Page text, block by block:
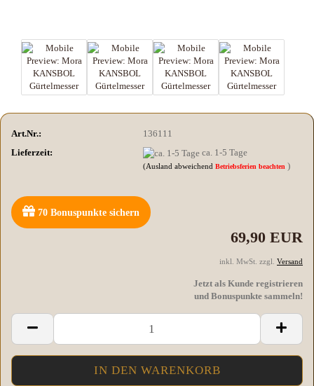
Art.Nr.:
136111
Lieferzeit:
ca. 1-5 Tage
(Ausland abweichendBetriebsferien beachten )
70 Bonuspunkte sichern
69,90 EUR
inkl. MwSt. zzgl. Versand
Jetzt als Kunde registrieren
und Bonuspunkte sammeln!